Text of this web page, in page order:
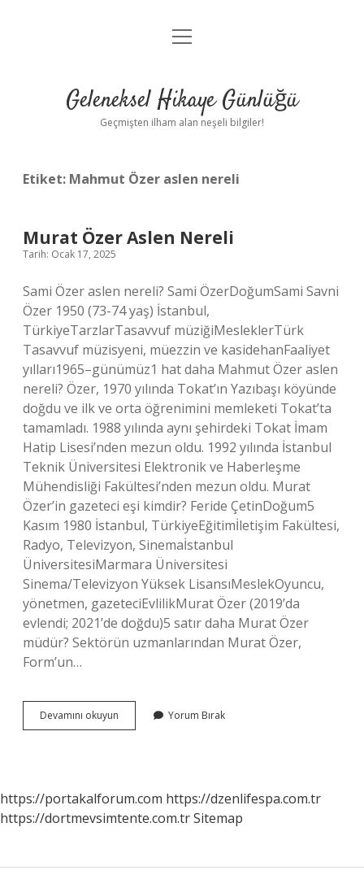
Anasayfa
Yasal Uyarı
menüyü
Geleneksel Hikaye Günlüğü
Geçmişten ilham alan neşeli bilgiler!
Etiket: Mahmut Özer aslen nereli
Murat Özer Aslen Nereli
Tarih: Ocak 17, 2025
Sami Özer aslen nereli? Sami ÖzerDoğumSami Savni
Özer 1950 (73-74 yaş) İstanbul,
TürkiyeTarzlarTasavvuf müziğiMesleklerTürk
Tasavvuf müzisyeni, müezzin ve kasidehanFaaliyet
yılları1965–günümüz1 hat daha Mahmut Özer aslen
nereli? Özer, 1970 yılında Tokat’ın Yazıbaşı köyünde
doğdu ve ilk ve orta öğrenimini memleketi Tokat’ta
tamamladı. 1988 yılında aynı şehirdeki Tokat İmam
Hatip Lisesi’nden mezun oldu. 1992 yılında İstanbul
Teknik Üniversitesi Elektronik ve Haberleşme
Mühendisliği Fakültesi’nden mezun oldu. Murat
Özer’in gazeteci eşi kimdir? Feride ÇetinDoğum5
Kasım 1980 İstanbul, TürkiyeEğitimİletişim Fakültesi,
Radyo, Televizyon, Sinemaİstanbul
ÜniversitesiMarmara Üniversitesi
Sinema/Televizyon Yüksek LisansıMeslekOyuncu,
yönetmen, gazeteciEvlilikMurat Özer (2019’da
evlendi; 2021’de doğdu)5 satır daha Murat Özer
müdür? Sektörün uzmanlarından Murat Özer,
Form’un…
Devamını okuyun
Özer
Yorum Bırak
https://portakalforum.com https://dzenlifespa.com.tr
https://dortmevsimtente.com.trSitemap